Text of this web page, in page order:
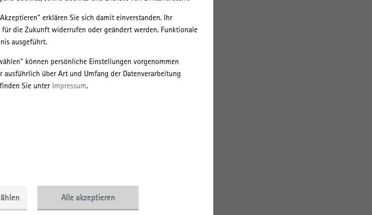
erklären Sie sich damit einverstanden. Ihr
die Zukunft widerrufen oder geändert werden. Funktionale
ausgeführt.
können persönliche Einstellungen vorgenommen
ausführlich über Art und Umfang der Datenverarbeitung
Sie unter Impressum.
Alle akzeptieren
zu akquirieren.
1945“ verfolgt unter der Leitung von
das Ziel, mehrere bislang nur punktuell
zur NS-Zeit zu verbinden. Dazu zählen die
zu Repräsentationsbauten und
des NS-Regimes und die
Zeit die häufig treibende Rolle lokaler
und Verbrechen thematisiert. Entsprechend
und planungsgeschichtlichen mit politik-
und Bauen in der NS-Zeit an.
mit Blick auf die Biographien der zentralen
sollen unter dem Blickwinkel des
der wichtigsten Akteure
werden. Die Entwicklung der
gebauten Städte soll systematischer als bisher